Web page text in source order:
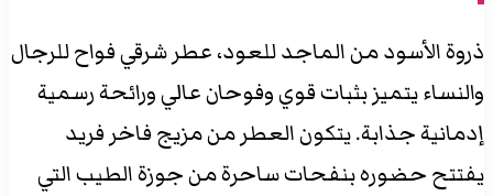
ذروة الأسود من الماجد للعود، عطر شرقي فواح للرجال
والنساء يتميز بثبات قوي وفوحان عالي ورائحة رسمية
إدمانية جذابة. يتكون العطر من مزيج فاخر فريد
يفتتح حضوره بنفحات ساحرة من جوزة الطيب التي